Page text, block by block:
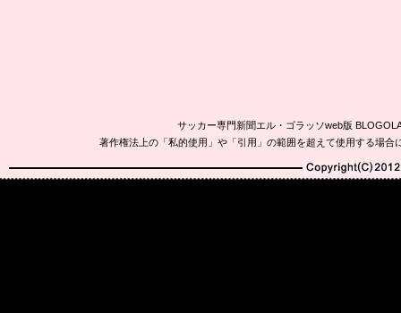
サッカー専門新聞エル・ゴラッソweb版
著作権法上の「私的使用」や「引用」の範囲を超えて使用する場
Copyright(C)2010-